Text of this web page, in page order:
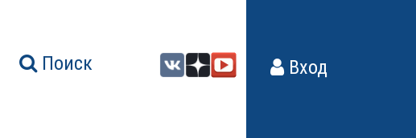
Поиск Вход